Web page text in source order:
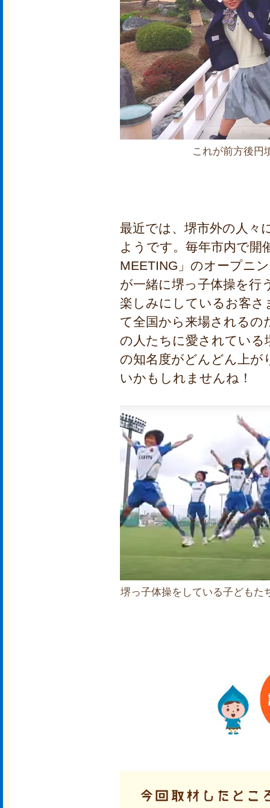
これが前方後円
最近では、堺市外の人々
ようです。毎年市内で開
MEETING」のオープニ
が一緒に堺っ子体操を行
楽しみにしているお客さ
て全国から来場されるの
の人たちに愛されている
の知名度がどんどん上が
いかもしれませんね！
堺っ子体操をしている子どもた